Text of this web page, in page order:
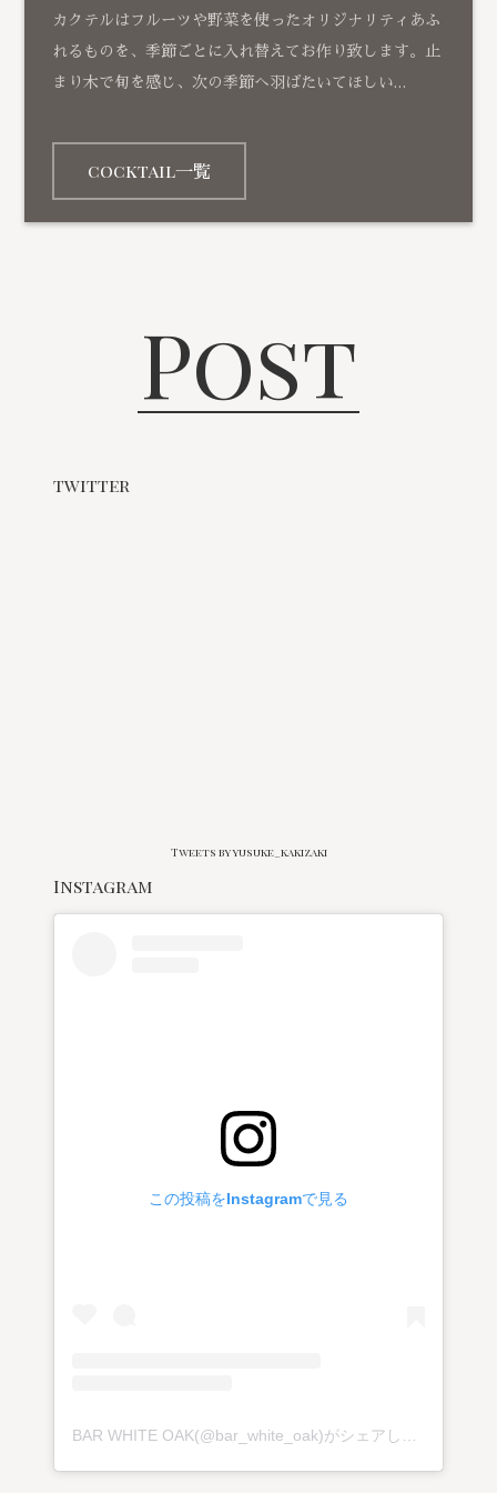
カクテルはフルーツや野菜を使ったオリジナリティあふ
れるものを、季節ごとに入れ替えてお作り致します。止
まり木で旬を感じ、次の季節へ羽ばたいてほしい…
cocktail一覧
Post
twitter
Tweets by yusuke_kakizaki
Instagram
この投稿をInstagramで見る
BAR WHITE OAK(@bar_white_oak)がシェアした投稿